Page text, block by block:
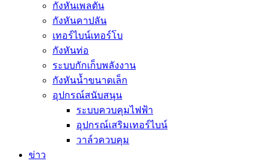
กังหันเพลตัน
กังหันคาปลัน
เทอร์ไบน์เทอร์โบ
กังหันท่อ
ระบบกักเก็บพลังงาน
กังหันน้ำขนาดเล็ก
อุปกรณ์สนับสนุน
ระบบควบคุมไฟฟ้า
อุปกรณ์เสริมเทอร์ไบน์
วาล์วควบคุม
ข่าว